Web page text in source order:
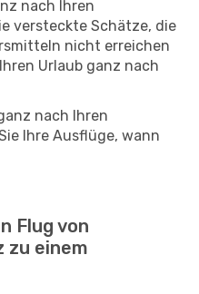
nach Ihren
versteckte Schätze, die
nicht erreichen
Urlaub ganz nach
nach Ihren
Ihre Ausflüge, wann
Flug von
zu einem